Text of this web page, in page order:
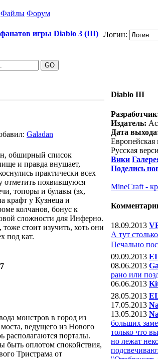
Файлы Форум
игры Diablo 3 (III) Логин:
Galadan
обширный список
и правда внушает,
практически всех
отметить появившуюся
топоры и булавы (эх,
крафт у Кузнеца и
колчанов, бонус к
сложности для Инферно.
стоит изучить, хоть они
под кат.
монстров в город из
ведущего из Нового
располагаются порталы.
быть оплотом спокойствия,
Тристрама от
Diablo III
Издатель:
Дата
Европейская
Русская
Вики
Поделись
MineCraft -
18.09.2013
А тут
Печально
09.09.2013
08.06.2013
рано или
06.06.2013
28.05.2013
17.05.2013
13.05.2013
больших
только что
но лежат